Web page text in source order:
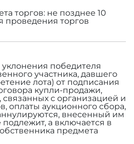
торгов: не позднее 10
проведения торгов
уклонения победителя
участника, давшего
лота) от подписания
купли-продажи,
с организацией и
оплаты аукционного сбора,
внесенный им
подлежит, а включается в
предмета